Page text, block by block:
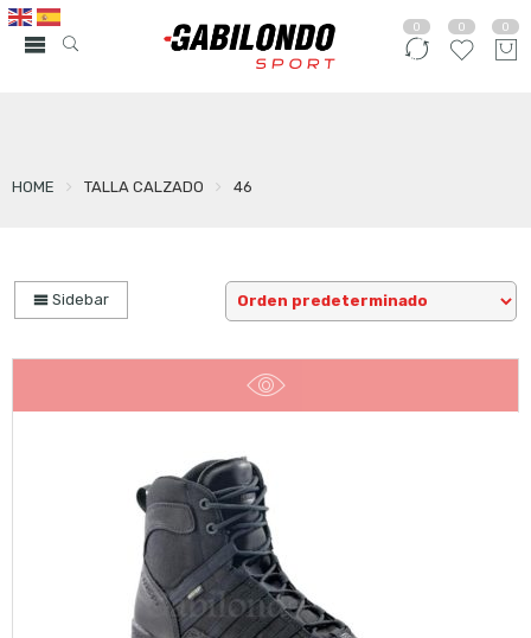
0 0 0
HOME TALLA CALZADO 46
Sidebar